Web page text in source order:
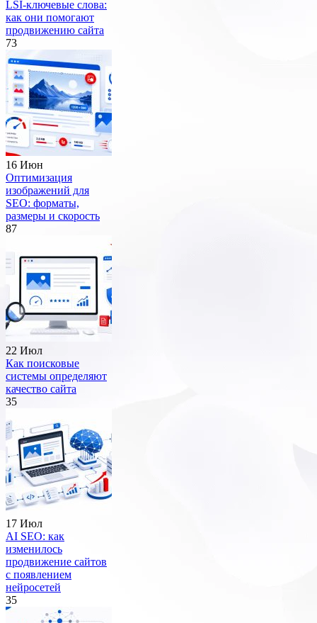
LSI-ключевые слова:
как они помогают
продвижению сайта
73
16 Июн
Оптимизация
изображений для
SEO: форматы,
размеры и скорость
87
22 Июл
Как поисковые
системы определяют
качество сайта
35
17 Июл
AI SEO: как
изменилось
продвижение сайтов
с появлением
нейросетей
35